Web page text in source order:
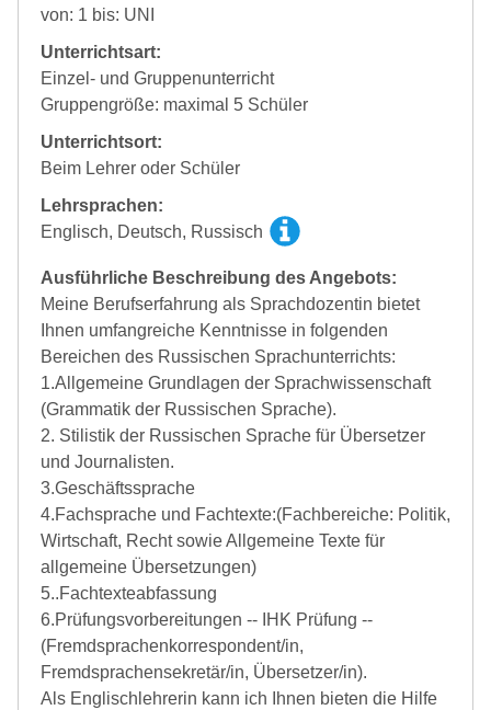
von: 1 bis: UNI
Unterrichtsart:
Einzel- und Gruppenunterricht
Gruppengröße: maximal 5 Schüler
Unterrichtsort:
Beim Lehrer oder Schüler
Lehrsprachen:
Englisch, Deutsch, Russisch
Ausführliche Beschreibung des Angebots:
Meine Berufserfahrung als Sprachdozentin bietet
Ihnen umfangreiche Kenntnisse in folgenden
Bereichen des Russischen Sprachunterrichts:
1.Allgemeine Grundlagen der Sprachwissenschaft
(Grammatik der Russischen Sprache).
2. Stilistik der Russischen Sprache für Übersetzer
und Journalisten.
3.Geschäftssprache
4.Fachsprache und Fachtexte:(Fachbereiche: Politik,
Wirtschaft, Recht sowie Allgemeine Texte für
allgemeine Übersetzungen)
5..Fachtexteabfassung
6.Prüfungsvorbereitungen -- IHK Prüfung --
(Fremdsprachenkorrespondent/in,
Fremdsprachensekretär/in, Übersetzer/in).
Als Englischlehrerin kann ich Ihnen bieten die Hilfe